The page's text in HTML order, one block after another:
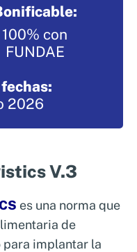
100% con
FUNDAE
2026
V.3
es una norma que
de
implantar la